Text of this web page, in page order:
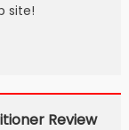
site!
Review